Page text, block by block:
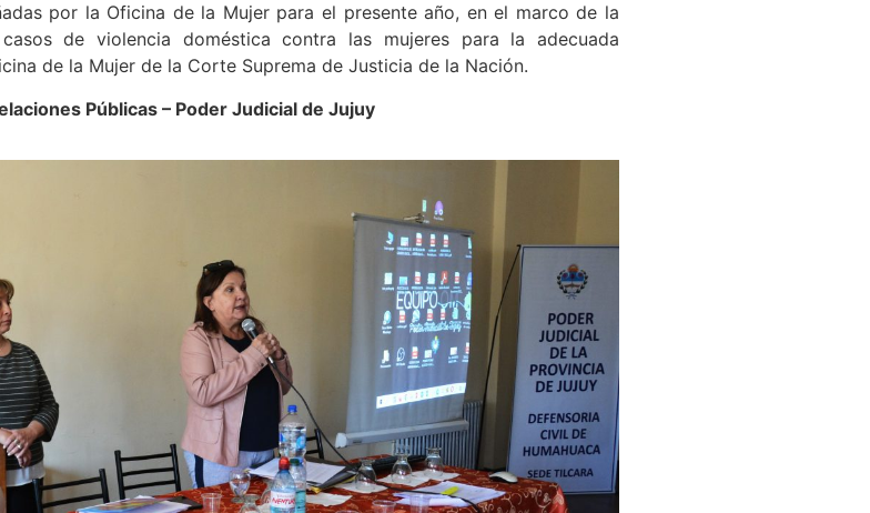
por la Oficina de la Mujer para el presente año, en el marco de la
de violencia doméstica contra las mujeres para la adecuada
de la Mujer de la Corte Suprema de Justicia de la Nación.
Públicas – Poder Judicial de Jujuy